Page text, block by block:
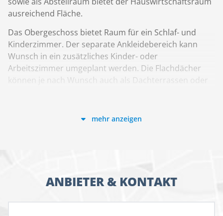
ausreichend Fläche.
Das Obergeschoss bietet Raum für ein Schlaf- und
Kinderzimmer. Der separate Ankleidebereich kann
Wunsch in ein zusätzliches Kinder- oder
Arbeitszimmer umgeplant werden. Die Flachdächer
können je nach Wunsch auch als Dachterrassen oder
mehr anzeigen
ANBIETER & KONTAKT